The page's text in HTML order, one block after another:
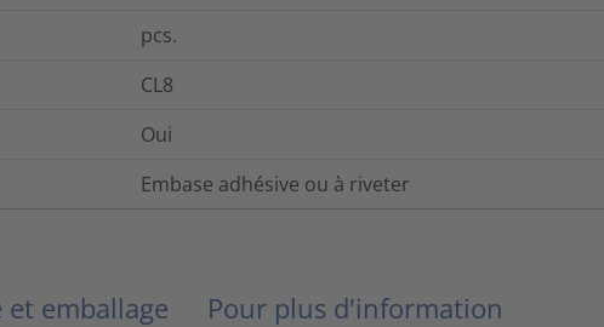
pcs.
CL8
Oui
Embase adhésive ou à riveter
et emballage Pour plus d'information